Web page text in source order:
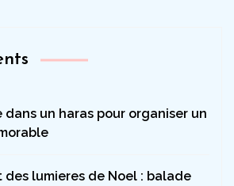
dans un haras pour organiser un
lumieres de Noel : balade